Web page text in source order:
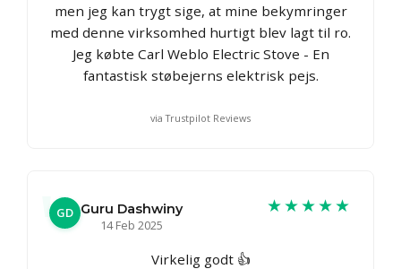
men jeg kan trygt sige, at mine bekymringer
med denne virksomhed hurtigt blev lagt til ro.
Jeg købte Carl Weblo Electric Stove - En
fantastisk støbejerns elektrisk pejs.
via Trustpilot Reviews
GD Guru Dashwiny
14 Feb 2025
★★★★★
Virkelig godt 👍